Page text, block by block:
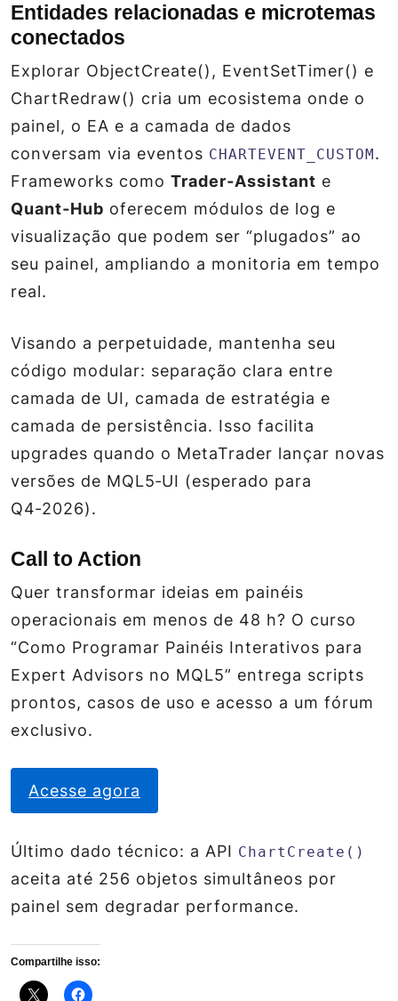
Entidades relacionadas e microtemas
conectados
Explorar ObjectCreate() , EventSetTimer() e
ChartRedraw() cria um ecosistema onde o
painel, o EA e a camada de dados
conversam via eventos CHARTEVENT_CUSTOM.
Frameworks como Trader‑Assistant e
Quant‑Hub oferecem módulos de log e
visualização que podem ser “plugados” ao
seu painel, ampliando a monitoria em tempo
real.
Visando a perpetuidade, mantenha seu
código modular: separação clara entre
camada de UI, camada de estratégia e
camada de persistência. Isso facilita
upgrades quando o MetaTrader lançar novas
versões de MQL5‑UI (esperado para
Q4‑2026).
Call to Action
Quer transformar ideias em painéis
operacionais em menos de 48 h? O curso
“Como Programar Painéis Interativos para
Expert Advisors no MQL5” entrega scripts
prontos, casos de uso e acesso a um fórum
exclusivo.
Acesse agora
Último dado técnico: a API ChartCreate()
aceita até 256 objetos simultâneos por
painel sem degradar performance.
Compartilhe isso: